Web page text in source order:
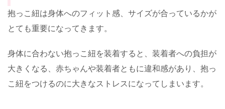
抱っこ紐は身体へのフィット感、サイズが合っているかが
とても重要になってきます。
身体に合わない抱っこ紐を装着すると、装着者への負担が
大きくなる、赤ちゃんや装着者ともに違和感があり、抱っ
こ紐をつけるのに大きなストレスになってしまいます。